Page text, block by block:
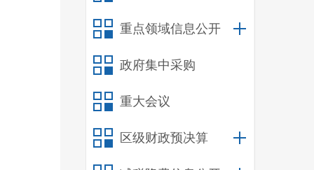
重点领域信息公开
政府集中采购
重大会议
区级财政预决算